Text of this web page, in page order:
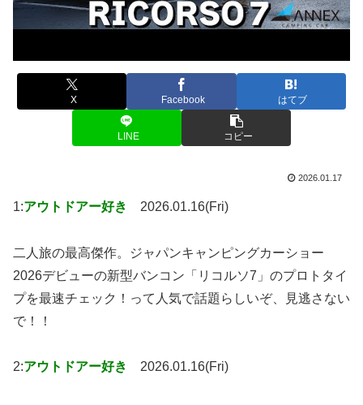
X Facebook はてブ
LINE コピー
2026.01.17
1:アウトドアー好き 2026.01.16(Fri)
二人旅の最高傑作。ジャパンキャンピングカーショー
2026デビューの新型バンコン「リコルソ7」のプロトタイ
プを最速チェック！って人気で話題らしいぞ、見逃さない
で！！
2:アウトドアー好き 2026.01.16(Fri)